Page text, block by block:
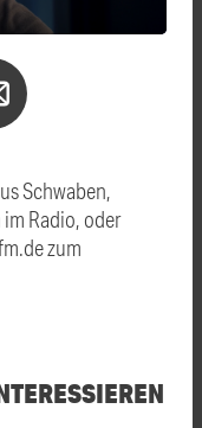
Schwaben,
Radio, oder
zum